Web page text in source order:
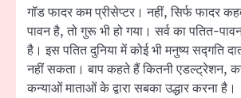
गॉड फादर कम प्रीसेप्टर। नहीं, सिर्फ फादर
पावन है, तो गुरू भी हो गया। सर्व का पतित-
है। इस पतित दुनिया में कोई भी मनुष्य सद्गति
नहीं सकता। बाप कहते हैं कितनी एडल्ट्रेशन,
कन्याओं माताओं के द्वारा सबका उद्धार करना है।